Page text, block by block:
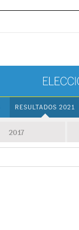
RESULTADOS 2021
2017